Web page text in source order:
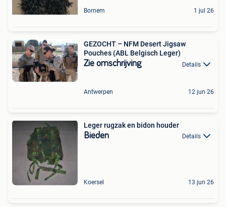
Bornem 1 jul 26
GEZOCHT – NFM Desert Jigsaw
Pouches (ABL Belgisch Leger)
Zie omschrijving Details
Antwerpen 12 jun 26
Leger rugzak en bidon houder
Bieden Details
Koersel 13 jun 26